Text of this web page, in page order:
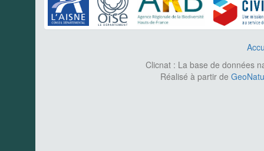
Clicnat : La base de données
Réalisé à partir de